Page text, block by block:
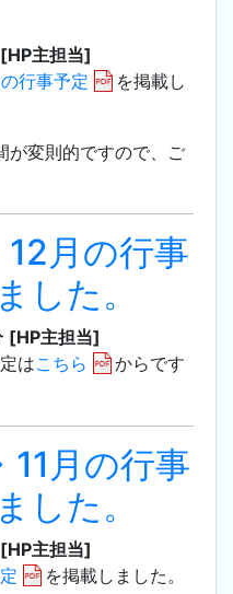
[HP主担当]
行事予定
を掲載し
が変則的ですので、ご
月の行事
した。
[HP主担当]
はこちら
からです
月の行事
した。
[HP主担当]
を掲載しました。